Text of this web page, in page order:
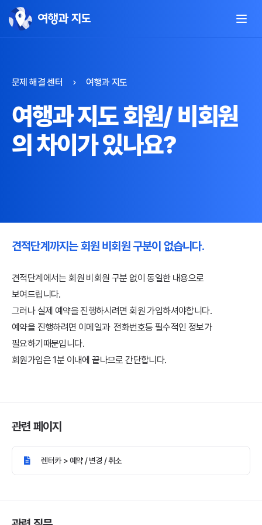
문제 해결 센터 여행과 지도
여행과 지도 회원/ 비회원
의 차이가 있나요?
견적단계까지는 회원 비회원 구분이 없습니다.
견적단계에서는 회원 비회원 구분 없이 동일한 내용으로
보여드립니다.
그러나 실제 예약을 진행하시려면 회원 가입하셔야합니다.
예약을 진행하려면 이메일과 전화번호등 필수적인 정보가
필요하기때문입니다.
회원가입은 1분 이내에 끝나므로 간단합니다.
관련 페이지
렌터카 > 예약 / 변경 / 취소